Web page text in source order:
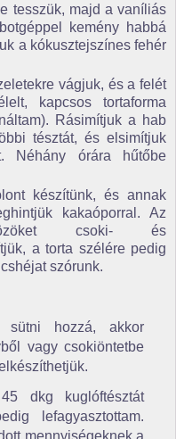
tesszük, majd a vaníliás
kemény habbá
a kókusztejszínes fehér
vágjuk, és a felét
kapcsos tortaforma
Rásimítjuk a hab
tésztát, és elsimítjuk
Néhány órára hűtőbe
készítünk, és annak
kakaóporral. Az
csoki- és
a torta szélére pedig
szórunk.
sütni hozzá, akkor
vagy csokiöntetbe
dkg kuglóftésztát
lefagyasztottam.
mennyiségeknek a